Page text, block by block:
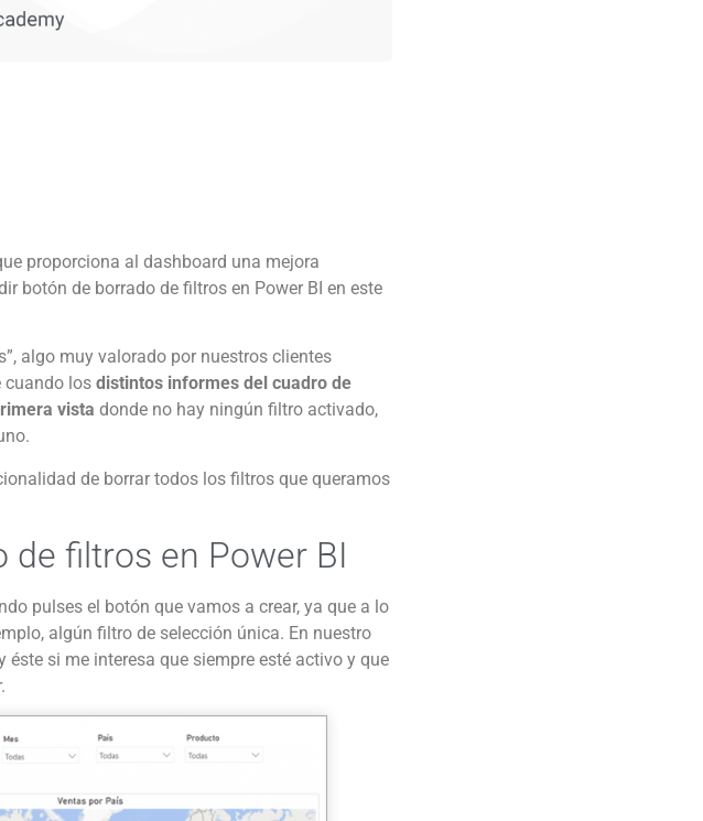
proporciona al dashboard una mejora
botón de borrado de filtros en Power BI en este
algo muy valorado por nuestros clientes
cuando los distintos informes del cuadro de
vista donde no hay ningún filtro activado,
de borrar todos los filtros que queramos
de filtros en Power BI
pulses el botón que vamos a crear, ya que a lo
algún filtro de selección única. En nuestro
si me interesa que siempre esté activo y que